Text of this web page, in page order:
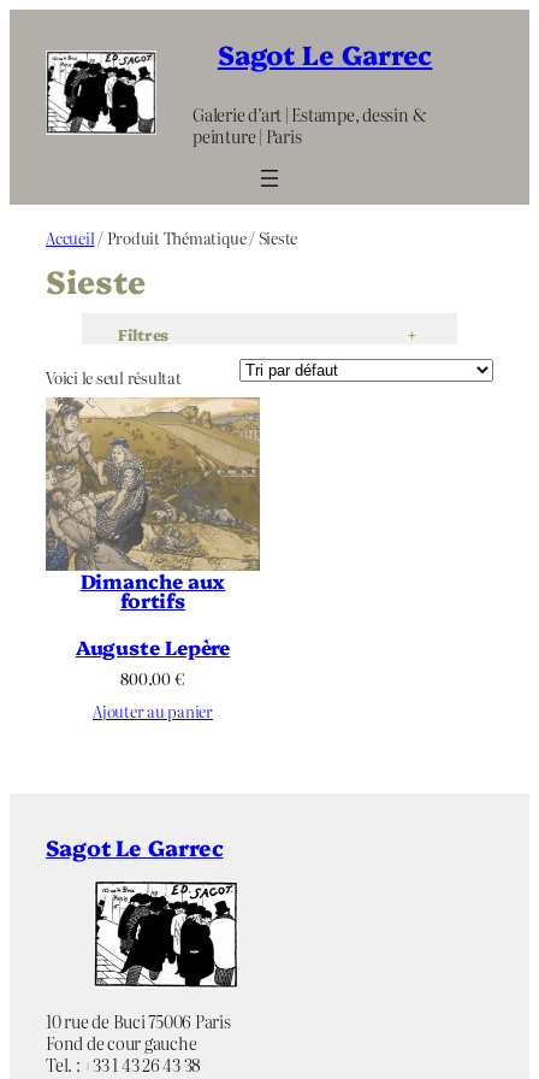
contenu
Sagot Le Garrec
Galerie d’art | Estampe, dessin &
peinture | Paris
Accueil / Produit Thématique / Sieste
Sieste
Filtres +
Voici le seul résultat
Dimanche aux
fortifs
Auguste Lepère
800.00€
Ajouter au panier
Sagot Le Garrec
10 rue de Buci 75006 Paris
Fond de cour gauche
Tel. : +33 1 43 26 43 38